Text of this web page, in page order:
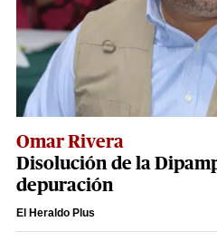
Omar Rivera
Disolución de la
depuración
El Heraldo Plus